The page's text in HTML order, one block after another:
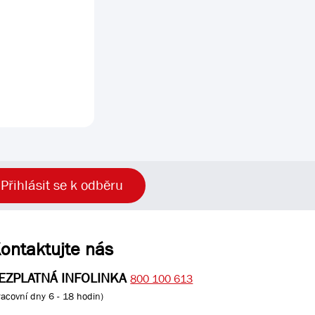
Přihlásit se k odběru
nás
INFOLINKA 800 100 613
dny 6 - 18 hodin)